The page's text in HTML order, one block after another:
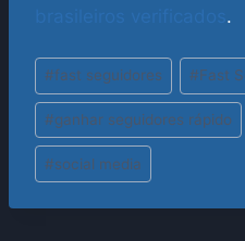
.
Tags
do
Post:
#fast seguidores #Fast
#ganhar seguidores rápido
#social media